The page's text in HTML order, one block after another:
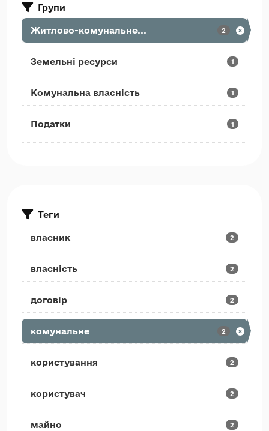
Групи
Житлово-комунальне... 2
Земельні ресурси 1
Комунальна власність 1
Податки 1
Теги
власник 2
власність 2
договір 2
комунальне 2
користування 2
користувач 2
майно 2